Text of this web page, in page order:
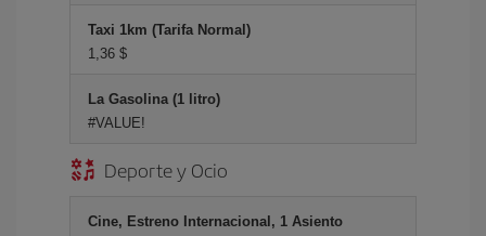
Taxi 1km (Tarifa Normal)
1,36 $
La Gasolina (1 litro)
#VALUE!
Deporte y Ocio
Cine, Estreno Internacional, 1 Asiento